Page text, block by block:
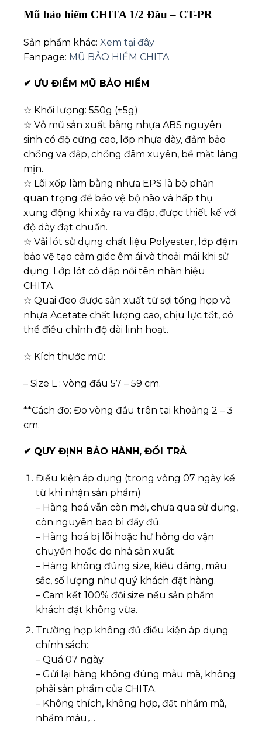
Mũ bảo hiểm CHITA 1/2 Đầu – CT-PR
Sản phẩm khác: Xem tại đây
Fanpage: MŨ BẢO HIỂM CHITA
✔ ƯU ĐIỂM MŨ BẢO HIỂM
☆ Khối lượng: 550g (±5g)
☆ Vỏ mũ sản xuất bằng nhựa ABS nguyên
sinh có độ cứng cao, lớp nhựa dày, đảm bảo
chống va đập, chống đâm xuyên, bề mặt láng
mịn.
☆ Lõi xốp làm bằng nhựa EPS là bộ phận
quan trọng để bảo vệ bộ não và hấp thụ
xung động khi xảy ra va đập, được thiết kế với
độ dày đạt chuẩn.
☆ Vải lót sử dụng chất liệu Polyester, lớp đệm
bảo vệ tạo cảm giác êm ái và thoải mái khi sử
dụng. Lớp lót có dập nổi tên nhãn hiệu
CHITA.
☆ Quai đeo được sản xuất từ sợi tổng hợp và
nhựa Acetate chất lượng cao, chịu lực tốt, có
thể điều chỉnh độ dài linh hoạt.
☆ Kích thước mũ:
– Size L : vòng đầu 57 – 59 cm.
**Cách đo: Đo vòng đầu trên tai khoảng 2 – 3
cm.
✔ QUY ĐỊNH BẢO HÀNH, ĐỔI TRẢ
Điều kiện áp dụng (trong vòng 07 ngày kể
từ khi nhận sản phẩm)
– Hàng hoá vẫn còn mới, chưa qua sử dụng,
còn nguyên bao bì đầy đủ.
– Hàng hoá bị lỗi hoặc hư hỏng do vận
chuyển hoặc do nhà sản xuất.
– Hàng không đúng size, kiểu dáng, màu
sắc, số lượng như quý khách đặt hàng.
– Cam kết 100% đổi size nếu sản phẩm
khách đặt không vừa.
Trường hợp không đủ điều kiện áp dụng
chính sách:
– Quá 07 ngày.
– Gửi lại hàng không đúng mẫu mã, không
phải sản phẩm của CHITA.
– Không thích, không hợp, đặt nhầm mã,
nhầm màu,…